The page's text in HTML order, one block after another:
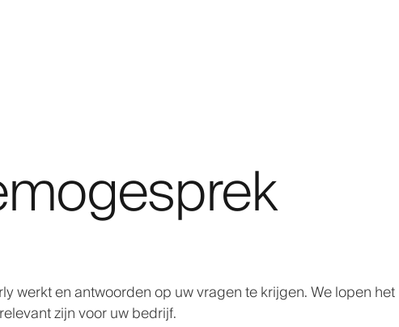
werkt en antwoorden op uw vragen te krijgen. We lopen het
zijn voor uw bedrijf.